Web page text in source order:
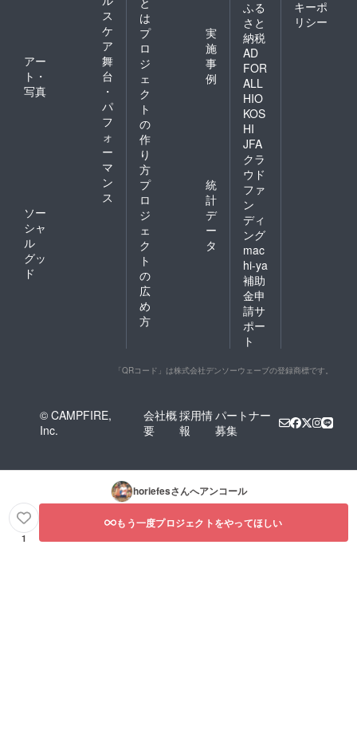
ス
ケ
ア
アー
ト・
写真
舞
台
・
パ
フ
ォ
ー
マ
ン
ス
ソー
シャ
ル
グッ
ド
は
プ
ロ
ジ
ェ
ク
ト
の
作
り
方
実
施
事
例
プ
ロ
ジ
ェ
ク
ト
の
広
め
方
統
計
デ
ー
タ
ふる
さと
納税
AD
FOR
ALL
HIO
KOS
HI
JFA
クラ
ウド
ファ
ン
ディ
ング
mac
hi-ya
補助
金申
請サ
ポー
ト
キーポ
リシー
「QRコード」は株式会社デンソーウェーブの登録商標です。
© CAMPFIRE,
Inc.
会社概
要
採用情
報
パートナー
募集
horiefesさんへアンコール
1
もう一度プロジェクトをやってほしい